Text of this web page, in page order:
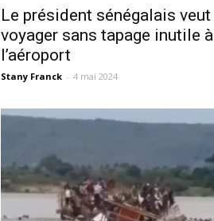
Le président sénégalais veut
voyager sans tapage inutile à
l’aéroport
Stany Franck - 4 mai 2024